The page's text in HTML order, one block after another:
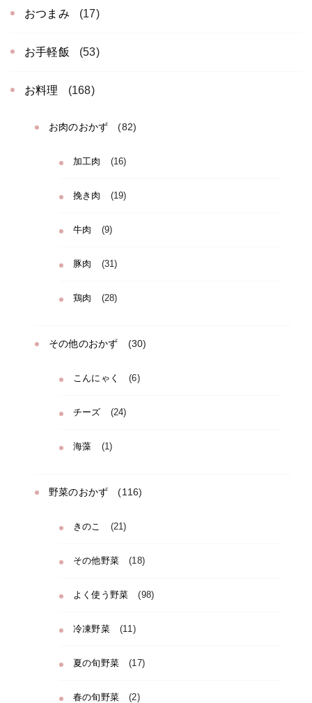
おつまみ (17)
お手軽飯 (53)
お料理 (168)
お肉のおかず (82)
加工肉 (16)
挽き肉 (19)
牛肉 (9)
豚肉 (31)
鶏肉 (28)
その他のおかず (30)
こんにゃく (6)
チーズ (24)
海藻 (1)
野菜のおかず (116)
きのこ (21)
その他野菜 (18)
よく使う野菜 (98)
冷凍野菜 (11)
夏の旬野菜 (17)
春の旬野菜 (2)